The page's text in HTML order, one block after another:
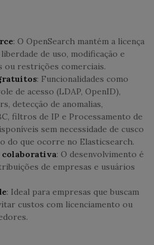
: O OpenSearch mantém a licença
de uso, modificação e
ou restrições comerciais.
: Funcionalidades como
de acesso (LDAP, OpenID),
detecção de anomalias,
filtros de IP e Processamento de
sem necessidade de cusco
do que ocorre no Elasticsearch.
colaborativa: O desenvolvimento é
de empresas e usuários
: Ideal para empresas que buscam
custos com licenciamento ou